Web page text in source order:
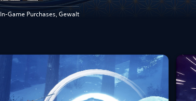
In-Game Purchases, Gewalt